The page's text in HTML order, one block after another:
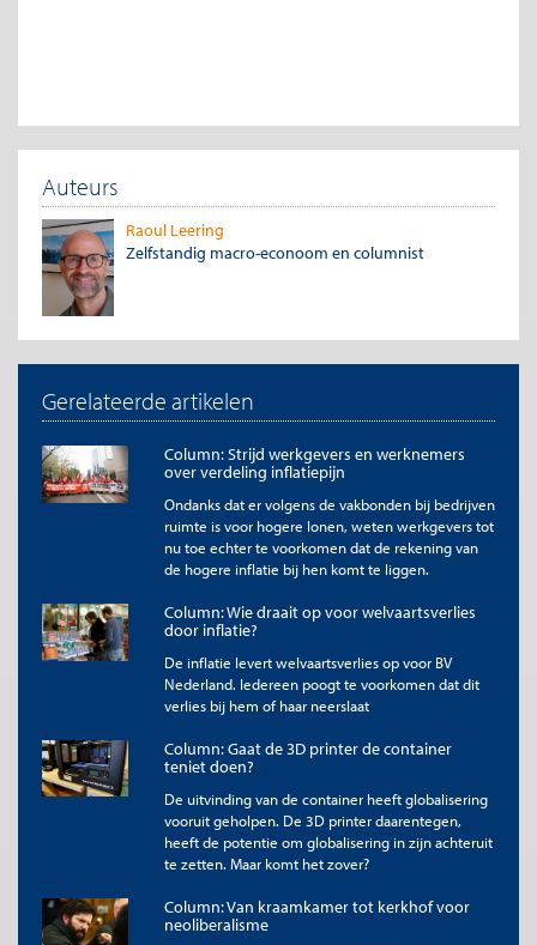
Auteurs
Raoul Leering
Zelfstandig macro-econoom en columnist
Gerelateerde artikelen
Column: Strijd werkgevers en werknemers
over verdeling inflatiepijn
Ondanks dat er volgens de vakbonden bij bedrijven
ruimte is voor hogere lonen, weten werkgevers tot
nu toe echter te voorkomen dat de rekening van
de hogere inflatie bij hen komt te liggen.
Column: Wie draait op voor welvaartsverlies
door inflatie?
De inflatie levert welvaartsverlies op voor BV
Nederland. Iedereen poogt te voorkomen dat dit
verlies bij hem of haar neerslaat
Column: Gaat de 3D printer de container
teniet doen?
De uitvinding van de container heeft globalisering
vooruit geholpen. De 3D printer daarentegen,
heeft de potentie om globalisering in zijn achteruit
te zetten. Maar komt het zover?
Column: Van kraamkamer tot kerkhof voor
neoliberalisme